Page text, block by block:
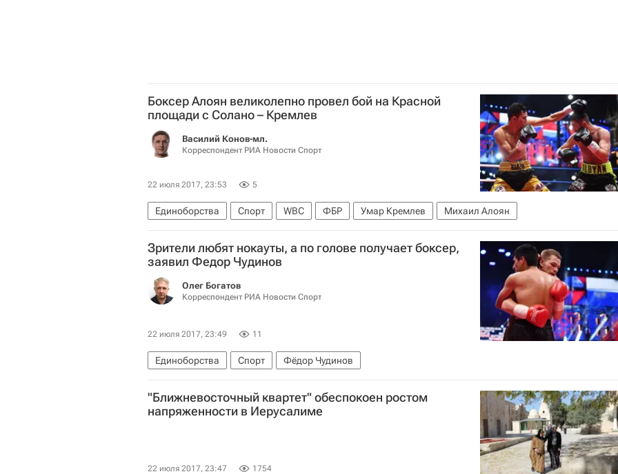
Боксер Алоян великолепно провел бой на Красной
площади с Солано – Кремлев
Василий Конов-мл.
Корреспондент РИА Новости Спорт
22 июля 2017, 23:53 5
Единоборства Спорт WBC ФБР Умар Кремлев Михаил Алоян
Зрители любят нокауты, а по голове получает боксер,
заявил Федор Чудинов
Олег Богатов
Корреспондент РИА Новости Спорт
22 июля 2017, 23:49 11
Единоборства Спорт Фёдор Чудинов
"Ближневосточный квартет" обеспокоен ростом
напряженности в Иерусалиме
22 июля 2017, 23:47 1754